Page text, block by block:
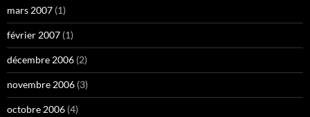
mars 2007 (1)
février 2007 (1)
décembre 2006 (2)
novembre 2006 (3)
octobre 2006 (4)